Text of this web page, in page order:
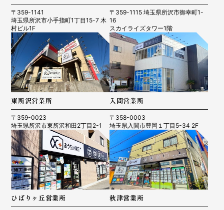
〒359-1141
埼玉県所沢市小手指町1丁目15-7 木
村ビル1F
〒359-1115 埼玉県所沢市御幸町1-
16
スカイライズタワー1階
東所沢営業所
〒359-0023
埼玉県所沢市東所沢和田2丁目2-1
入間営業所
〒358-0003
埼玉県入間市豊岡１丁目5-34 2F
ひばりヶ丘営業所 秋津営業所